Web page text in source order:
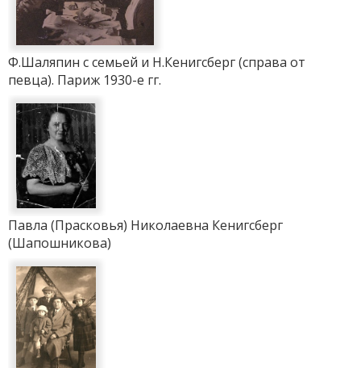
Ф.Шаляпин с семьей и Н.Кенигсберг (справа от
певца). Париж 1930-е гг.
Павла (Прасковья) Николаевна Кенигсберг
(Шапошникова)